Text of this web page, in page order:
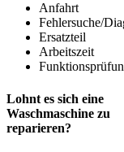
Anfahrt
Fehlersuche/
Ersatzteil
Arbeitszeit
Lohnt es sich eine
Waschmaschine zu
reparieren?